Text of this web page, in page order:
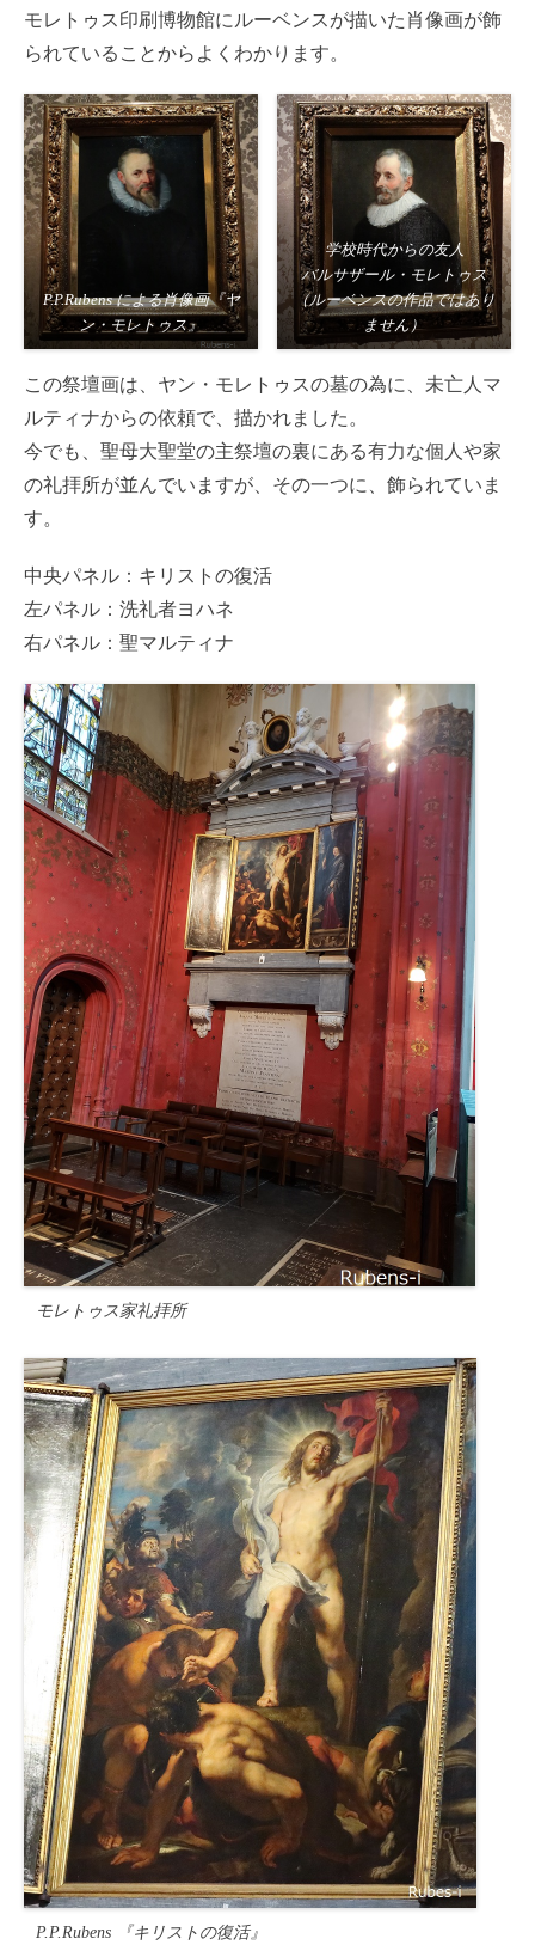
モレトゥス印刷博物館にルーベンスが描いた肖像画が飾
られていることからよくわかります。
P.P.Rubens による肖像画『ヤ
ン・モレトゥス』
学校時代からの友人
バルサザール・モレトゥス
（ルーベンスの作品ではあり
ません）
この祭壇画は、ヤン・モレトゥスの墓の為に、未亡人マ
ルティナからの依頼で、描かれました。
今でも、聖母大聖堂の主祭壇の裏にある有力な個人や家
の礼拝所が並んでいますが、その一つに、飾られていま
す。
中央パネル：キリストの復活
左パネル：洗礼者ヨハネ
右パネル：聖マルティナ
モレトゥス家礼拝所
P.P.Rubens 『キリストの復活』